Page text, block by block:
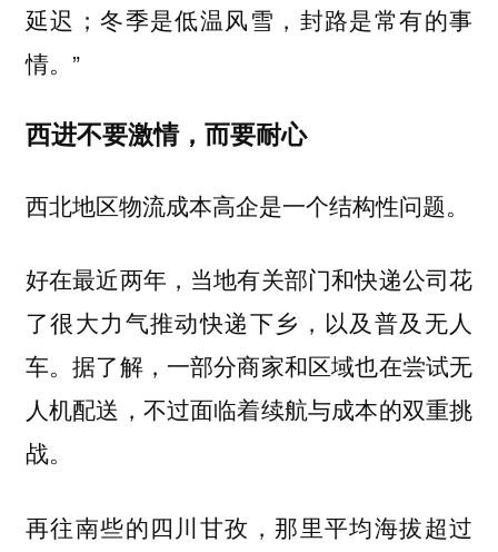
延迟；冬季是低温风雪，封路是常有的事
情。”
西进不要激情，而要耐心
西北地区物流成本高企是一个结构性问题。
好在最近两年，当地有关部门和快递公司花
了很大力气推动快递下乡，以及普及无人
车。据了解，一部分商家和区域也在尝试无
人机配送，不过面临着续航与成本的双重挑
战。
再往南些的四川甘孜，那里平均海拔超过